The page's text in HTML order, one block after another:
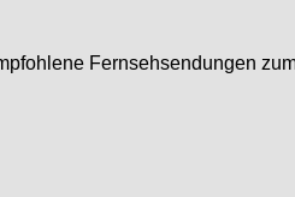
Fernsehsendungen